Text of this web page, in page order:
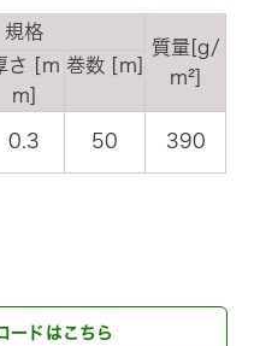
規格
質量[g/
m²]
さ [m
m]
巻数 [m]
0.3 50 390
ードはこちら